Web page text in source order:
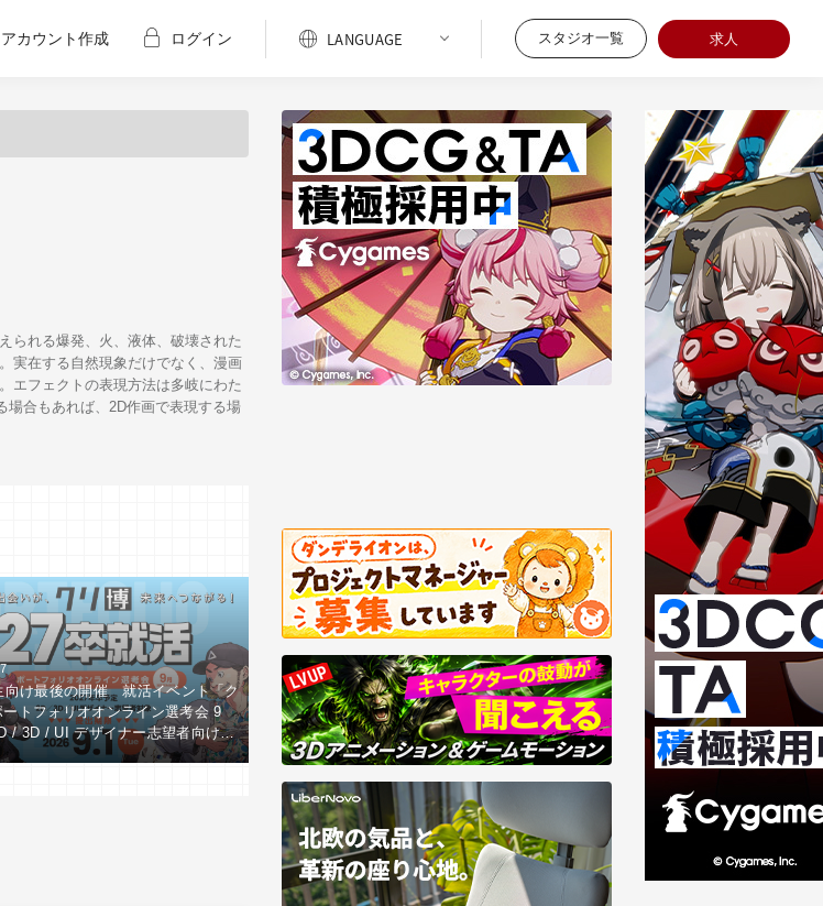
アカウント作成 ログイン スタジオ一覧 求人
られる爆発、火、液体、破壊された
実在する自然現象だけでなく、漫画
エフェクトの表現方法は多岐にわた
場合もあれば、2D作画で表現する場
向け最後の開催 就活イベント「ク
トフォリオオンライン選考会 9
/ 3D / UI デザイナー志望者向け
）作品締切
2026/08/07
【全3回・第3回】Mori CalliopeのMV／3D
LIVEはどう生まれる？――東映ツークン研
究所の制作基盤
2026/08/06
Foundry、Nuke向けAIロト
ン「SmartRoto」を提供
大4倍高速化